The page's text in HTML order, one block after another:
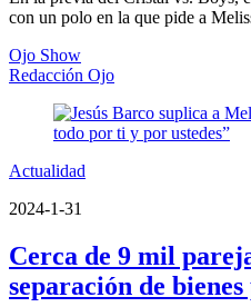
con un polo en la que pide a
Ojo Show
Redacción Ojo
Actualidad
2024-1-31
Cerca de 9 mil
separación de